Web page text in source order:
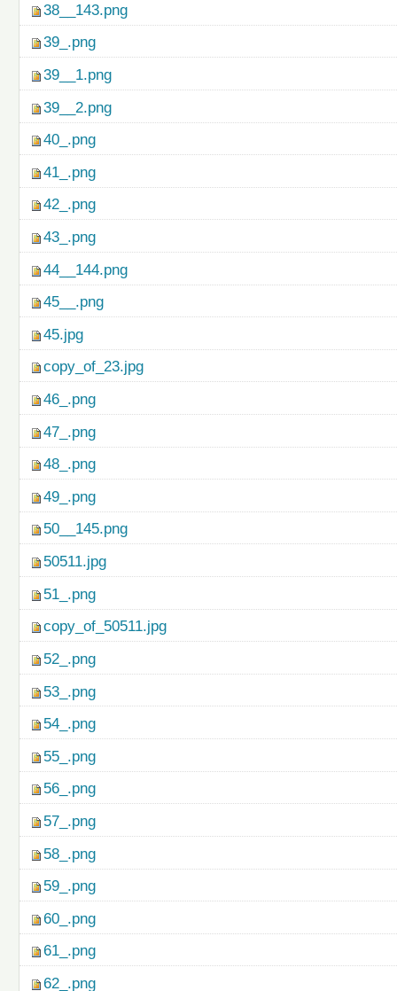
38__143.png
39_.png
39__1.png
39__2.png
40_.png
41_.png
42_.png
43_.png
44__144.png
45__.png
45.jpg
copy_of_23.jpg
46_.png
47_.png
48_.png
49_.png
50__145.png
50511.jpg
51_.png
copy_of_50511.jpg
52_.png
53_.png
54_.png
55_.png
56_.png
57_.png
58_.png
59_.png
60_.png
61_.png
62_.png